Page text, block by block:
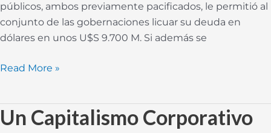
públicos, ambos previamente pacificados, le permitió al
conjunto de las gobernaciones licuar su deuda en
dólares en unos U$S 9.700 M. Si además se
Read More »
Un Capitalismo Corporativo
Un
Capitalismo